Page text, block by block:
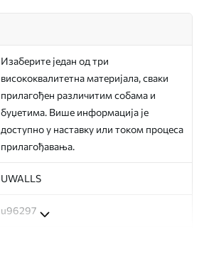
Изаберите један од три
висококвалитетна материјала, сваки
прилагођен различитим собама и
буџетима. Више информација је
доступно у наставку или током процеса
прилагођавања.
UWALLS
u96297